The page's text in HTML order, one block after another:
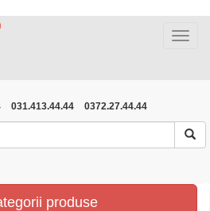
Toggle
031.413.44.44 0372.27.44.44
produse